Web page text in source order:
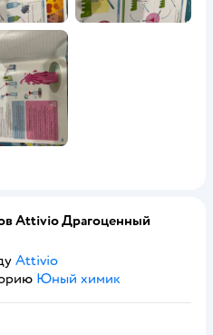
Attivio Драгоценный
Attivio
Юный химик